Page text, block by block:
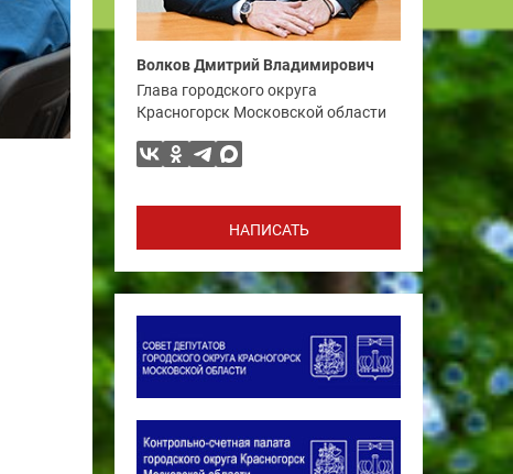
Волков Дмитрий Владимирович
Глава городского округа
Красногорск Московской области
НАПИСАТЬ